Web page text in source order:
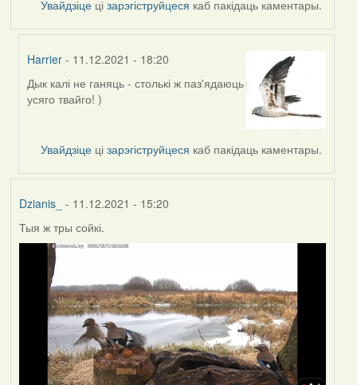
Увайдзіце цізарэгіструйцеся каб пакідаць каментары.
Harrier - 11.12.2021 - 18:20
In
reply
Lighty
Дык калі не ганяць - столькі ж паз'ядаюць
усяго твайго! )
Увайдзіце цізарэгіструйцеся каб пакідаць каментары.
Dzianis_ - 11.12.2021 - 15:20
Тыя ж тры сойкі.